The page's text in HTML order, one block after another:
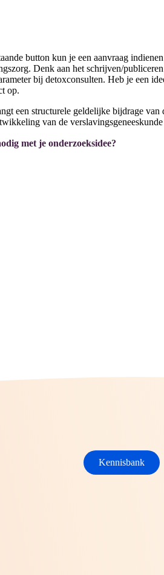
button kun je een aanvraag
Denk aan het schrijven/
bij detoxconsulten. Heb je een
op.
een structurele geldelijke bijdrage
van de
met je onderzoeksidee?
Kennisbank